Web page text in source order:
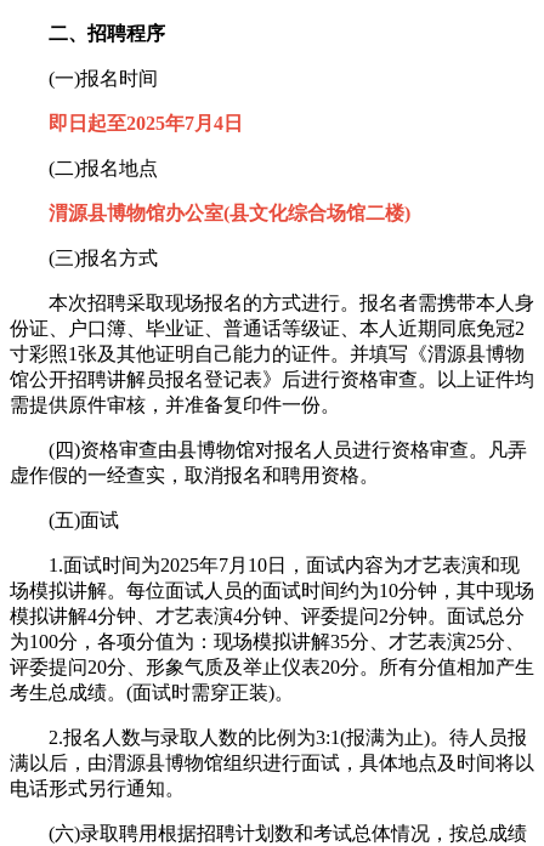
二、招聘程序
(一)报名时间
即日起至2025年7月4日
(二)报名地点
渭源县博物馆办公室(县文化综合场馆二楼)
(三)报名方式
本次招聘采取现场报名的方式进行。报名者需携带本人身
份证、户口簿、毕业证、普通话等级证、本人近期同底免冠2
寸彩照1张及其他证明自己能力的证件。并填写《渭源县博物
馆公开招聘讲解员报名登记表》后进行资格审查。以上证件均
需提供原件审核，并准备复印件一份。
(四)资格审查由县博物馆对报名人员进行资格审查。凡弄
虚作假的一经查实，取消报名和聘用资格。
(五)面试
1.面试时间为2025年7月10日，面试内容为才艺表演和现
场模拟讲解。每位面试人员的面试时间约为10分钟，其中现场
模拟讲解4分钟、才艺表演4分钟、评委提问2分钟。面试总分
为100分，各项分值为：现场模拟讲解35分、才艺表演25分、
评委提问20分、形象气质及举止仪表20分。所有分值相加产生
考生总成绩。(面试时需穿正装)。
2.报名人数与录取人数的比例为3:1(报满为止)。待人员报
满以后，由渭源县博物馆组织进行面试，具体地点及时间将以
电话形式另行通知。
(六)录取聘用根据招聘计划数和考试总体情况，按总成绩